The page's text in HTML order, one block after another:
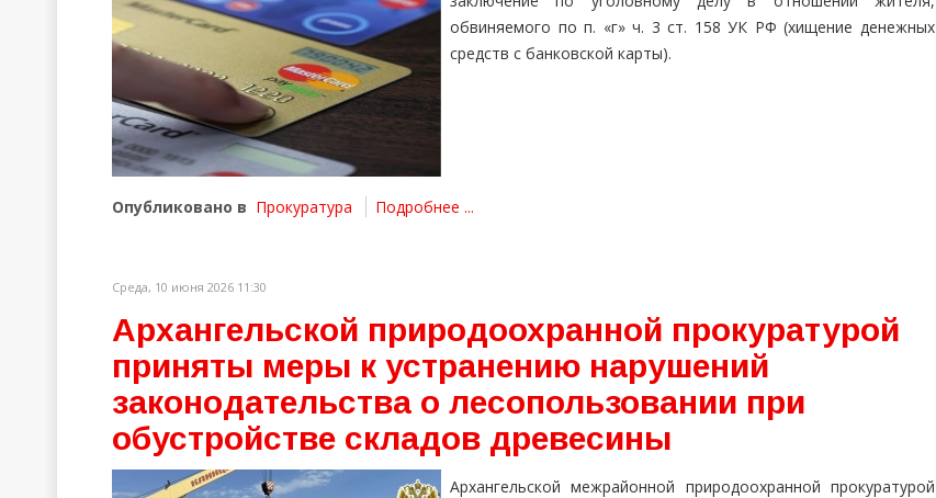
обвиняемого по п. «г» ч. 3 ст. 158 УК РФ (хищение денежных
средств с банковской карты).
Опубликовано в Прокуратура Подробнее ...
Среда, 10 июня 2026 11:30
Архангельской природоохранной прокуратурой
приняты меры к устранению нарушений
законодательства о лесопользовании при
обустройстве складов древесины
Архангельской межрайонной природоохранной прокуратурой